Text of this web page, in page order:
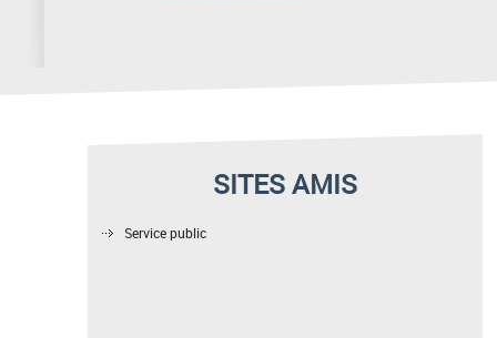
SITES AMIS
Service public